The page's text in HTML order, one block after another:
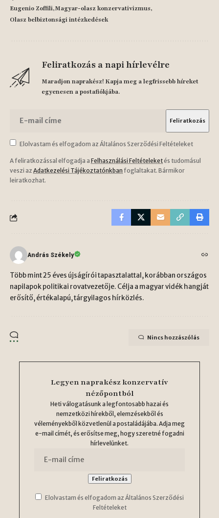
Eugenio Zoffili Magyar-olasz konzervativizmus
Olasz belbiztonsági intézkedések
Feliratkozás a napi hírlevélre
Maradjon naprakész! Kapja meg a legfrissebb híreket
egyenesen a postafiókjába.
Elolvastam és elfogadom az Általános Szerződési Feltételeket
A feliratkozással elfogadja a Felhasználási Feltételeketés tudomásul
veszi az Adatkezelési Tájékoztatónkban foglaltakat. Bármikor
leiratkozhat.
András Székely
Több mint 25 éves újságírói tapasztalattal, korábban országos
napilapok politikai rovatvezetője. Célja a magyar vidék hangját
erősítő, értékalapú, tárgyilagos hírközlés.
Nincs hozzászólás
Legyen naprakész konzervatív
nézőpontból
Heti válogatásunk a legfontosabb hazai és
nemzetközi hírekből, elemzésekből és
véleményekből közvetlenül a postaládájába. Adja meg
e-mail címét, és erősítse meg, hogy szeretné fogadni
hírlevelünket.
Elolvastam és elfogadom az Általános Szerződési
Feltételeket